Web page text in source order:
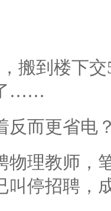
搬到楼下
……
反而更省电
物理教师，
叫停招聘，